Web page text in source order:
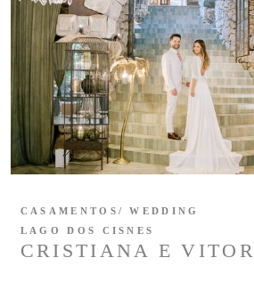
CRISTIANA E VITOR
CASAMENTOS/ WEDDING
LAGO DOS CISNES